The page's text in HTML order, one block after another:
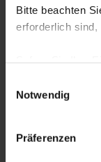
Bitte beachten
erforderlich sind,
Daten von Ihnen
IP-Adressen)
Speicherung
Notwendig
Präferenzen